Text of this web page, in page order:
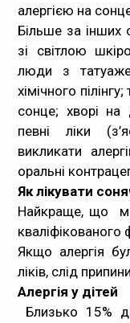
алергією на
Більше за інших
зі світлою
люди з
хімічного
сонце; хворі
певні ліки
викликати
оральні
Як лікувати
Найкраще, що
кваліфікованого
Якщо алергія
ліків, слід
Алергія у дітей
Близько 15%